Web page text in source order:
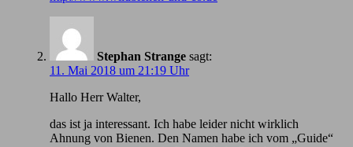
Stephan Strange sagt:
11. Mai 2018 um 21:19 Uhr
Hallo Herr Walter,
das ist ja interessant. Ich habe leider nicht wirklich
Ahnung von Bienen. Den Namen habe ich vom „Guide“